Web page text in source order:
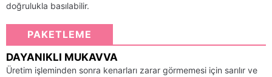
doğrulukla basılabilir.
PAKETLEME
DAYANIKLI MUKAVVA
Üretim işleminden sonra kenarları zarar görmemesi için sarılır ve